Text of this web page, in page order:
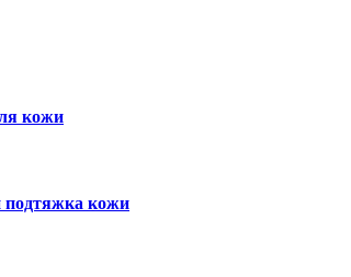
кожи
подтяжка кожи